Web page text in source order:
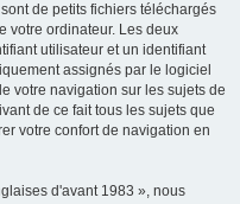
de petits fichiers téléchargés
votre ordinateur. Les deux
utilisateur et un identifiant
assignés par le logiciel
votre navigation sur les sujets de
de ce fait tous les sujets que
votre confort de navigation en
d'avant 1983 », nous